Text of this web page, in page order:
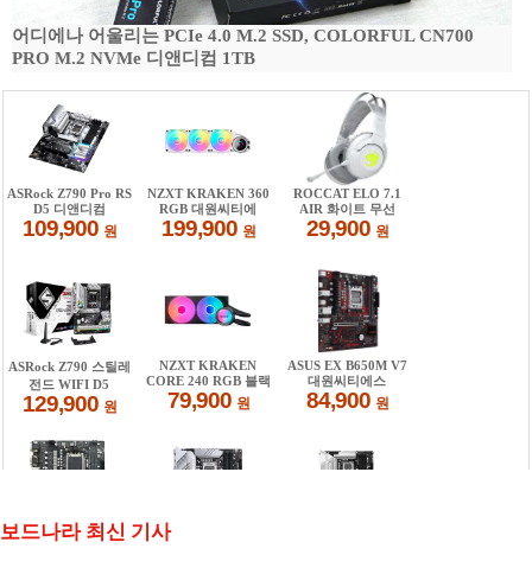
어디에나 어울리는 PCIe 4.0 M.2 SSD, COLORFUL CN700
PRO M.2 NVMe 디앤디컴 1TB
보드나라 최신 기사